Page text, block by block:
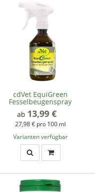
cdVet EquiGreen
Fesselbeugenspray
ab 13,99 €
27,98 € pro 100 ml
Varianten verfügbar